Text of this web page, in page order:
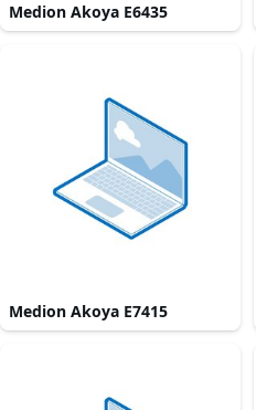
Medion Akoya E6435
Medion Akoya E7415